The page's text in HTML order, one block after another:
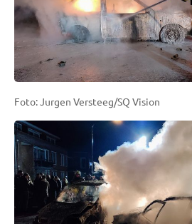
Foto: Jurgen Versteeg/SQ Vision